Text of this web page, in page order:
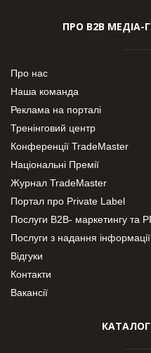
ПРО В2В МЕДІА-
Про нас
Наша команда
Реклама на порталі
Тренінговий центр
Конференції TradeMaster
Національні Премії
Журнал TradeMaster
Портал про Private Label
Послуги В2В- маркетингу та
Послуги з надання інформації
Відгуки
Контакти
Вакансії